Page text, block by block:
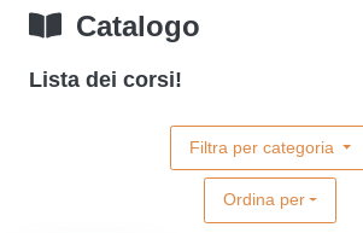
Catalogo
Lista dei corsi!
Filtra per categoria
Ordina per